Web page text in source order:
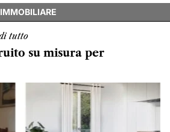
tutto
su misura per